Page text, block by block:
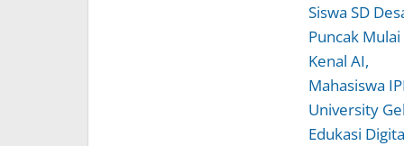
Siswa SD
Puncak Mulai
Kenal AI,
Mahasiswa
University
Edukasi